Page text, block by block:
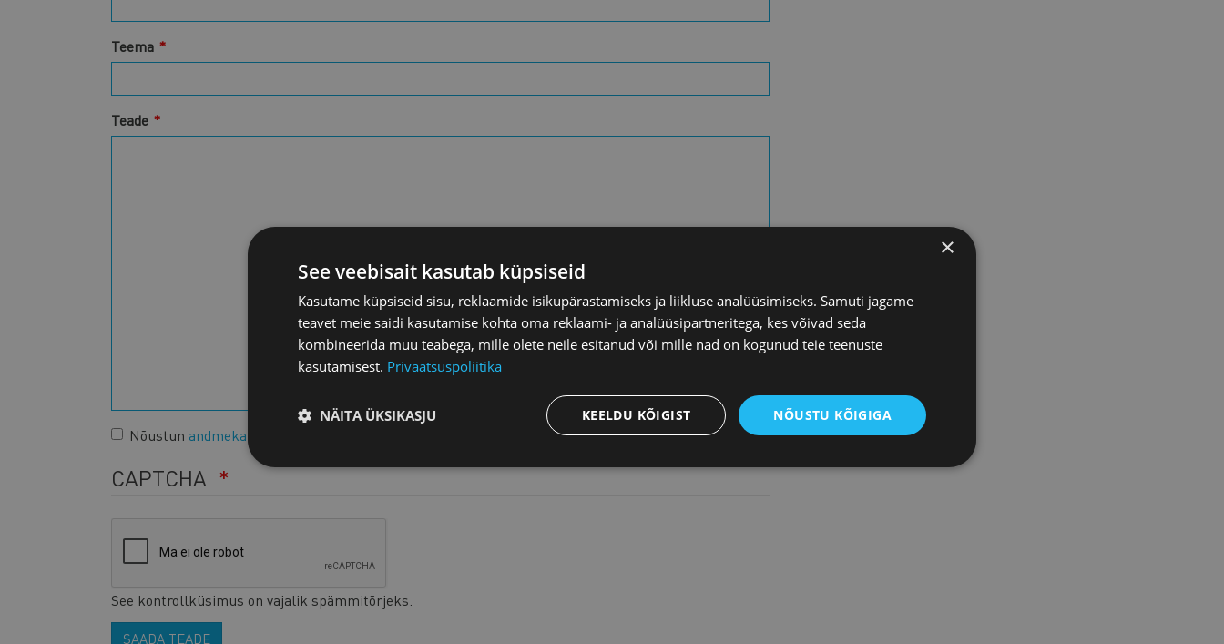
Teema
Teade
Nõustun andmekaitsetingimustega
CAPTCHA
See kontrollküsimus on vajalik spämmitõrjeks.
SAADA TEADE
×
See veebisait kasutab küpsiseid
Kasutame küpsiseid sisu, reklaamide isikupärastamiseks ja liikluse analüüsimiseks. Samuti jagame
teavet meie saidi kasutamise kohta oma reklaami- ja analüüsipartneritega, kes võivad seda
kombineerida muu teabega, mille olete neile esitanud või mille nad on kogunud teie teenuste
kasutamisest. Privaatsuspoliitika
NÕUSTU KÕIGIGA
KEELDU KÕIGIST
NÄITA ÜKSIKASJU